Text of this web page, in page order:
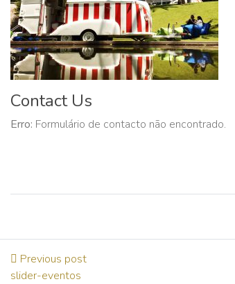
Contact Us
Erro: Formulário de contacto não encontrado.
Previous post
slider-eventos